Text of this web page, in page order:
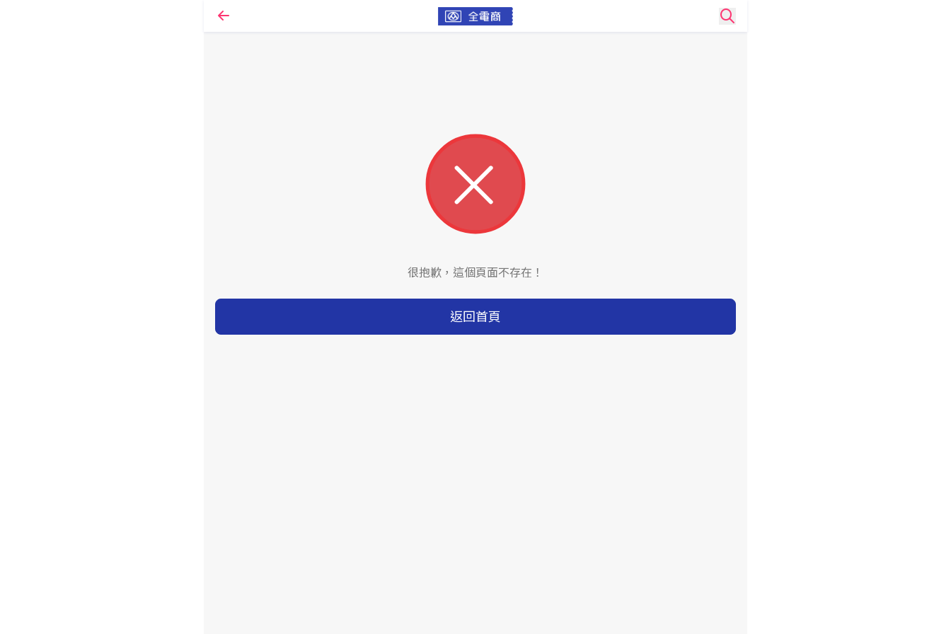
很抱歉，這個頁面不存在！
返回首頁